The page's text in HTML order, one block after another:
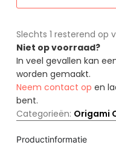
Slechts 1 resterend op
Niet op voorraad?
In veel gevallen kan
worden gemaakt.
Neem contact op en
bent.
Categorieën: Origami
Productinformatie